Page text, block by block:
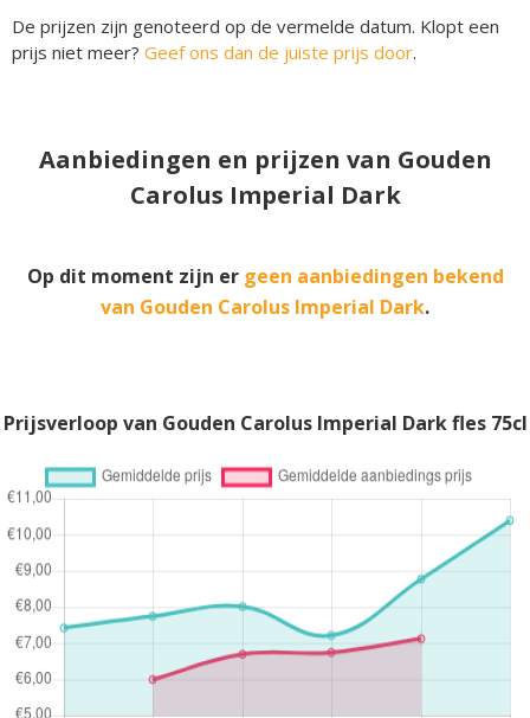
De prijzen zijn genoteerd op de vermelde datum. Klopt een
prijs niet meer? Geef ons dan de juiste prijs door.
Aanbiedingen en prijzen van Gouden
Carolus Imperial Dark
Op dit moment zijn er geen aanbiedingen bekend
van Gouden Carolus Imperial Dark.
Prijsverloop van Gouden Carolus Imperial Dark fles 75cl